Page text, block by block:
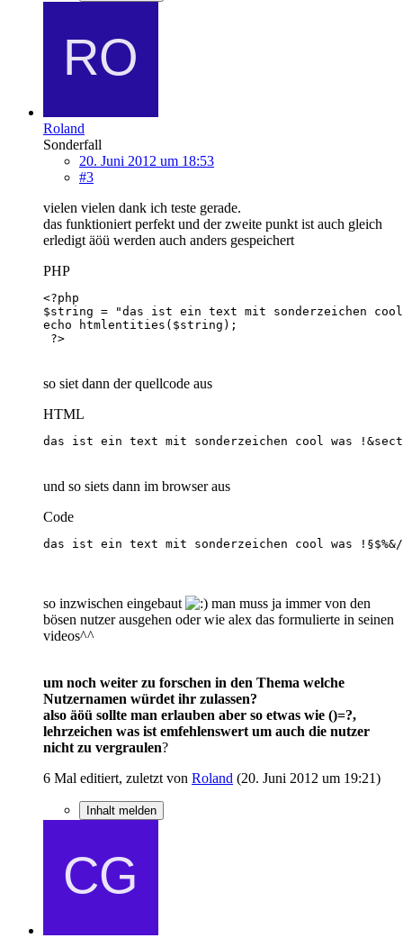
Roland
Sonderfall
20. Juni 2012 um 18:53
#3
vielen vielen dank ich teste gerade.
das funktioniert perfekt und der zweite punkt ist auch gleich
erledigt äöü werden auch anders gespeichert
PHP
?>
so siet dann der quellcode aus
HTML
das ist ein text mit sonderzeichen cool was
und so siets dann im browser aus
Code
das ist ein text mit sonderzeichen cool was !§$%&/
so inzwischen eingebaut
man muss ja immer von den
bösen nutzer ausgehen oder wie alex das formulierte in seinen
videos^^
um noch weiter zu forschen in den Thema welche
Nutzernamen würdet ihr zulassen?
also äöü sollte man erlauben aber so etwas wie ()=?,
lehrzeichen was ist emfehlenswert um auch die nutzer
nicht zu vergraulen?
6 Mal editiert, zuletzt von Roland (20. Juni 2012 um 19:21)
Inhalt melden